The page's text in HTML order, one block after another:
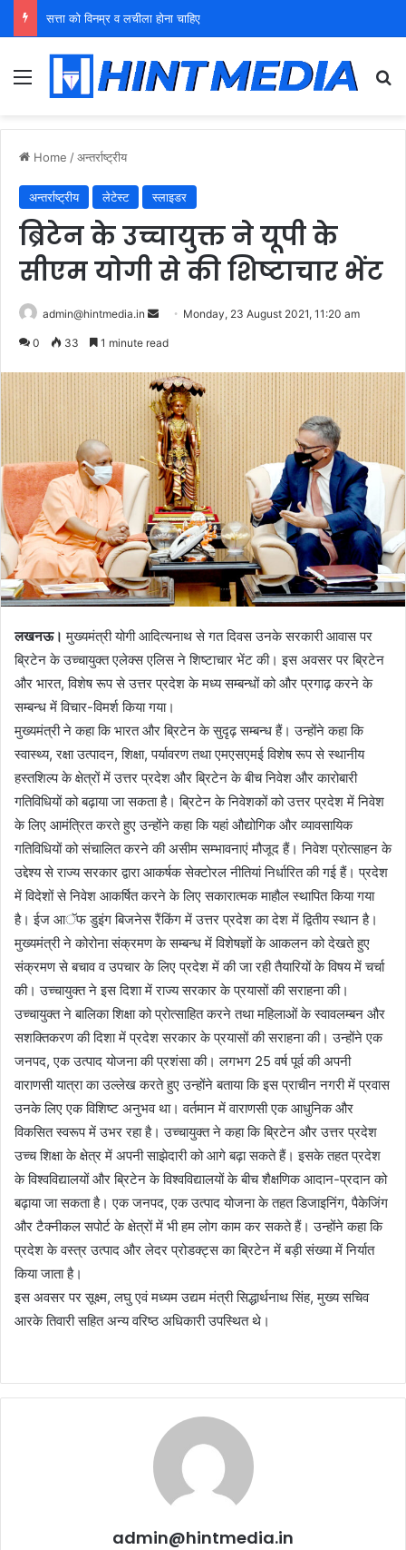
युवा शक्ति को पहचाने बूढ़ा नेतृत्व
Menu
Home /अन्तर्राष्ट्रीय
अन्तर्राष्ट्रीय लेटेस्ट स्लाइडर
ब्रिटेन के उच्चायुक्त ने यूपी के
सीएम योगी से की शिष्टाचार भेंट
admin@hintmedia.in
Send Monday, 23 August 2021, 11:20 am
0 33 1 minute read
लखनऊ। मुख्यमंत्री योगी आदित्यनाथ से गत दिवस उनके सरकारी आवास पर
ब्रिटेन के उच्चायुक्त एलेक्स एलिस ने शिष्टाचार भेंट की। इस अवसर पर ब्रिटेन
और भारत, विशेष रूप से उत्तर प्रदेश के मध्य सम्बन्धों को और प्रगाढ़ करने के
सम्बन्ध में विचार-विमर्श किया गया।
मुख्यमंत्री ने कहा कि भारत और ब्रिटेन के सुदृढ़ सम्बन्ध हैं। उन्होंने कहा कि
स्वास्थ्य, रक्षा उत्पादन, शिक्षा, पर्यावरण तथा एमएसएमई विशेष रूप से स्थानीय
हस्तशिल्प के क्षेत्रों में उत्तर प्रदेश और ब्रिटेन के बीच निवेश और कारोबारी
गतिविधियों को बढ़ाया जा सकता है। ब्रिटेन के निवेशकों को उत्तर प्रदेश में निवेश
के लिए आमंत्रित करते हुए उन्होंने कहा कि यहां औद्योगिक और व्यावसायिक
गतिविधियों को संचालित करने की असीम सम्भावनाएं मौजूद हैं। निवेश प्रोत्साहन के
उद्देश्य से राज्य सरकार द्वारा आकर्षक सेक्टोरल नीतियां निर्धारित की गई हैं। प्रदेश
में विदेशों से निवेश आकर्षित करने के लिए सकारात्मक माहौल स्थापित किया गया
है। ईज आॅफ डुइंग बिजनेस रैंकिंग में उत्तर प्रदेश का देश में द्वितीय स्थान है।
मुख्यमंत्री ने कोरोना संक्रमण के सम्बन्ध में विशेषज्ञों के आकलन को देखते हुए
संक्रमण से बचाव व उपचार के लिए प्रदेश में की जा रही तैयारियों के विषय में चर्चा
की। उच्चायुक्त ने इस दिशा में राज्य सरकार के प्रयासों की सराहना की।
उच्चायुक्त ने बालिका शिक्षा को प्रोत्साहित करने तथा महिलाओं के स्वावलम्बन और
सशक्तिकरण की दिशा में प्रदेश सरकार के प्रयासों की सराहना की। उन्होंने एक
जनपद, एक उत्पाद योजना की प्रशंसा की। लगभग 25 वर्ष पूर्व की अपनी
वाराणसी यात्रा का उल्लेख करते हुए उन्होंने बताया कि इस प्राचीन नगरी में प्रवास
उनके लिए एक विशिष्ट अनुभव था। वर्तमान में वाराणसी एक आधुनिक और
विकसित स्वरूप में उभर रहा है। उच्चायुक्त ने कहा कि ब्रिटेन और उत्तर प्रदेश
उच्च शिक्षा के क्षेत्र में अपनी साझेदारी को आगे बढ़ा सकते हैं। इसके तहत प्रदेश
के विश्वविद्यालयों और ब्रिटेन के विश्वविद्यालयों के बीच शैक्षणिक आदान-प्रदान को
बढ़ाया जा सकता है। एक जनपद, एक उत्पाद योजना के तहत डिजाइनिंग, पैकेजिंग
और टैक्नीकल सपोर्ट के क्षेत्रों में भी हम लोग काम कर सकते हैं। उन्होंने कहा कि
प्रदेश के वस्त्र उत्पाद और लेदर प्रोडक्ट्स का ब्रिटेन में बड़ी संख्या में निर्यात
किया जाता है।
इस अवसर पर सूक्ष्म, लघु एवं मध्यम उद्यम मंत्री सिद्धार्थनाथ सिंह, मुख्य सचिव
आरके तिवारी सहित अन्य वरिष्ठ अधिकारी उपस्थित थे।
admin@hintmedia.in